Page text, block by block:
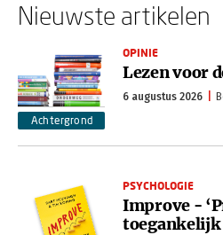
Nieuwste artikelen
Achtergrond
OPINIE
Lezen voor
6 augustus 2026
PSYCHOLOGIE
Improve -
toegankelijk